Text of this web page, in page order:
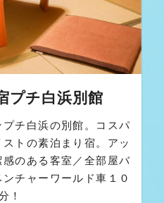
プチ白浜別館
チ白浜の別館。コスパ
トの素泊まり宿。アッ
感のある客室／全部屋バ
チャーワールド車１０
！